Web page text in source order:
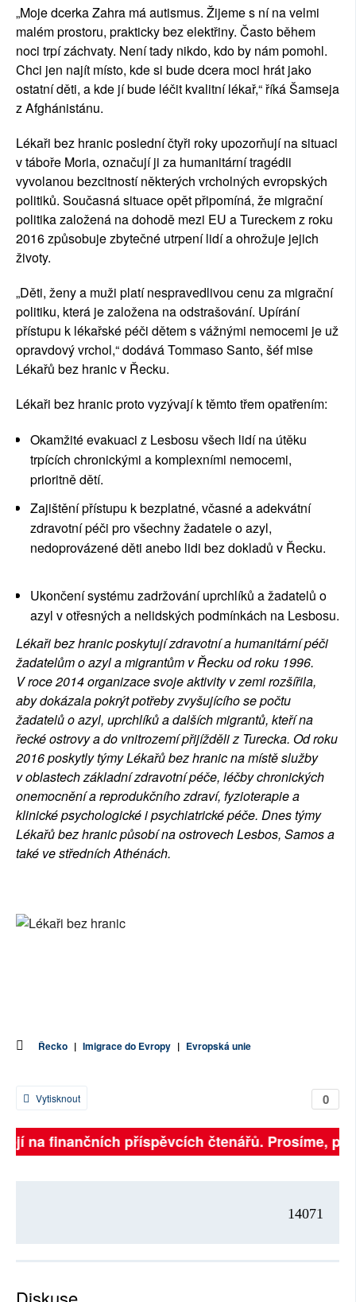
„Moje dcerka Zahra má autismus. Žijeme s ní na velmi
malém prostoru, prakticky bez elektřiny. Často během
noci trpí záchvaty. Není tady nikdo, kdo by nám pomohl.
Chci jen najít místo, kde si bude dcera moci hrát jako
ostatní děti, a kde jí bude léčit kvalitní lékař,“ říká Šamseja
z Afghánistánu.
Lékaři bez hranic poslední čtyři roky upozorňují na situaci
v táboře Moria, označují ji za humanitární tragédii
vyvolanou bezcitností některých vrcholných evropských
politiků. Současná situace opět připomíná, že migrační
politika založená na dohodě mezi EU a Tureckem z roku
2016 způsobuje zbytečné utrpení lidí a ohrožuje jejich
životy.
„Děti, ženy a muži platí nespravedlivou cenu za migrační
politiku, která je založena na odstrašování. Upírání
přístupu k lékařské péči dětem s vážnými nemocemi je už
opravdový vrchol,“ dodává Tommaso Santo, šéf mise
Lékařů bez hranic v Řecku.
Lékaři bez hranic proto vyzývají k těmto třem opatřením:
Okamžité evakuaci z Lesbosu všech lidí na útěku
trpících chronickými a komplexními nemocemi,
prioritně dětí.
Zajištění přístupu k bezplatné, včasné a adekvátní
zdravotní péči pro všechny žadatele o azyl,
nedoprovázené děti anebo lidi bez dokladů v Řecku.
Ukončení systému zadržování uprchlíků a žadatelů o
azyl v otřesných a nelidských podmínkách na Lesbosu.
Lékaři bez hranic poskytují zdravotní a humanitární péči
žadatelům o azyl a migrantům v Řecku od roku 1996.
V roce 2014 organizace svoje aktivity v zemi rozšířila,
aby dokázala pokrýt potřeby zvyšujícího se počtu
žadatelů o azyl, uprchlíků a dalších migrantů, kteří na
řecké ostrovy a do vnitrozemí přijížděli z Turecka. Od roku
2016 poskytly týmy Lékařů bez hranic na místě služby
v oblastech základní zdravotní péče, léčby chronických
onemocnění a reprodukčního zdraví, fyzioterapie a
klinické psychologické i psychiatrické péče. Dnes týmy
Lékařů bez hranic působí na ostrovech Lesbos, Samos a
také ve středních Athénách.
Řecko | Imigrace do Evropy | Evropská unie
0
Vytisknout
na finančních příspěvcích čtenářů. Prosíme,
14071